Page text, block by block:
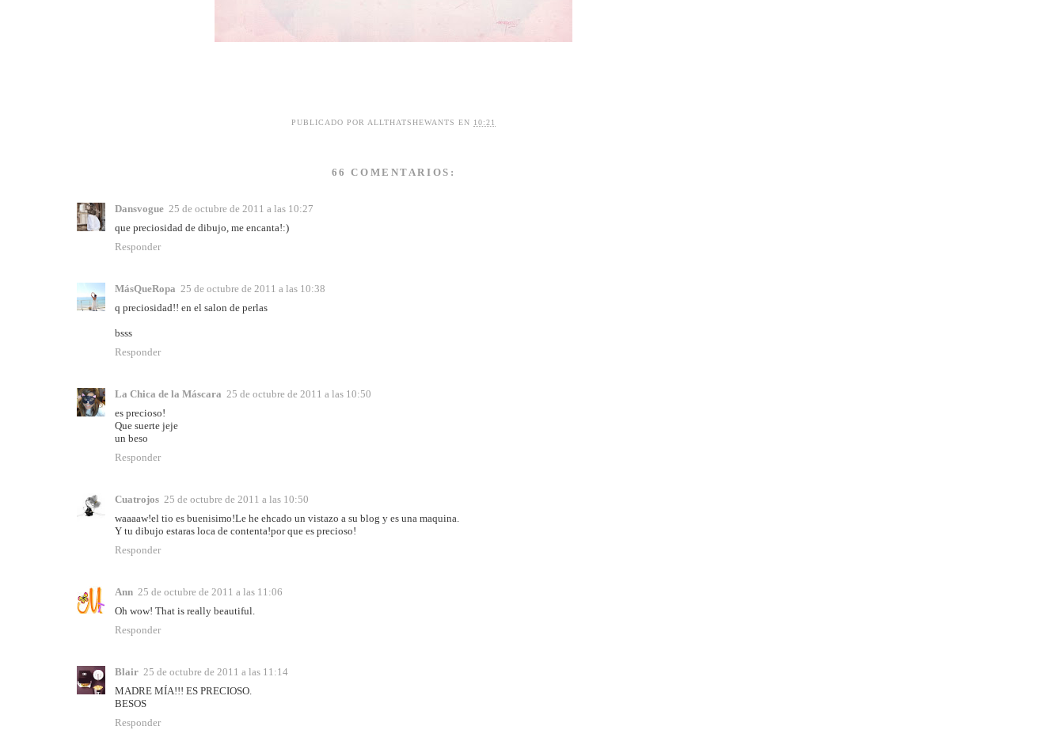
PUBLICADO POR ALLTHATSHEWANTS EN 10:21
66 COMENTARIOS:
Dansvogue 25 de octubre de 2011 a las 10:27
que preciosidad de dibujo, me encanta!:)
Responder
MásQueRopa 25 de octubre de 2011 a las 10:38
q preciosidad!! en el salon de perlas
bsss
Responder
La Chica de la Máscara 25 de octubre de 2011 a las 10:50
es precioso!
Que suerte jeje
un beso
Responder
Cuatrojos 25 de octubre de 2011 a las 10:50
waaaaw!el tio es buenisimo!Le he ehcado un vistazo a su blog y es una maquina.
Y tu dibujo estaras loca de contenta!por que es precioso!
Responder
Ann 25 de octubre de 2011 a las 11:06
Oh wow! That is really beautiful.
Responder
Blair 25 de octubre de 2011 a las 11:14
MADRE MÍA!!! ES PRECIOSO.
BESOS
Responder